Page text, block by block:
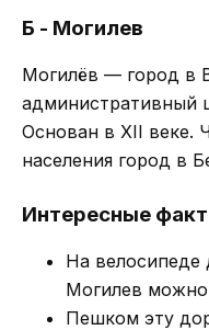
Б - Могилев
Могилёв — город в
административный
Основан в XII веке.
населения город в
Интересные
На велосипеде
Могилев можно
Пешком эту